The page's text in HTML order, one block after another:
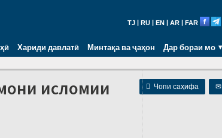
TJ RU EN AR FAR
Хариди давлатӣ Минтақа ва ҷаҳон Дар бораи мо
 Чопи саҳифа ✉
исломии